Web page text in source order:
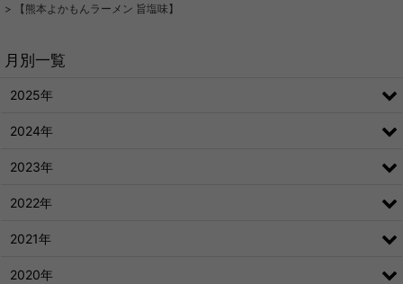
>
【熊本よかもんラーメン 旨塩味】
月別一覧
2025年
2024年
2023年
2022年
2021年
2020年